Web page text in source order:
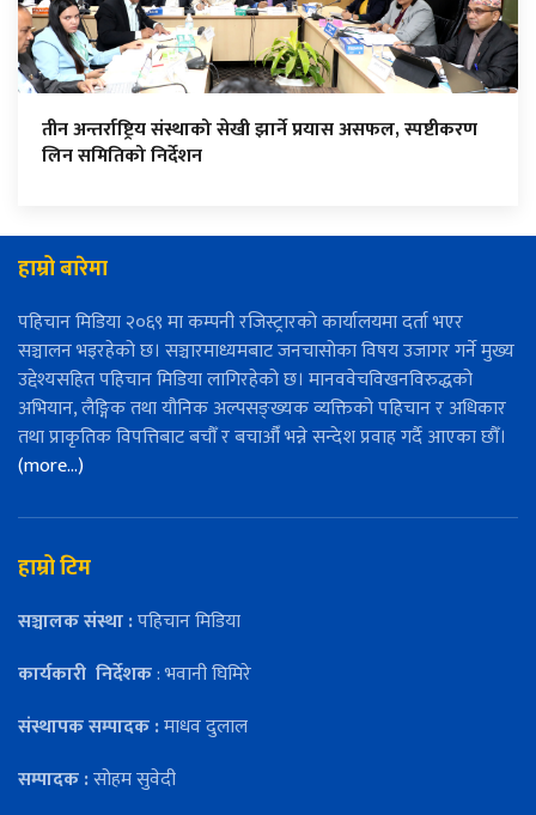
तीन अन्तर्राष्ट्रिय संस्थाको सेखी झार्ने प्रयास असफल, स्पष्टीकरण
लिन समितिको निर्देशन
हाम्रो बारेमा
पहिचान मिडिया २०६९ मा कम्पनी रजिस्ट्रारको कार्यालयमा दर्ता भएर
सञ्चालन भइरहेको छ। सञ्चारमाध्यमबाट जनचासोका विषय उजागर गर्ने मुख्य
उद्देश्यसहित पहिचान मिडिया लागिरहेको छ। मानववेचविखनविरुद्धको
अभियान, लैङ्गिक तथा यौनिक अल्पसङ्ख्यक व्यक्तिको पहिचान र अधिकार
तथा प्राकृतिक विपत्तिबाट बचौँ र बचाऔँ भन्ने सन्देश प्रवाह गर्दै आएका छौँ।
(more…)
हाम्रो टिम
सञ्चालक संस्था :पहिचान मिडिया
कार्यकारी निर्देशक: भवानी घिमिरे
संस्थापक सम्पादक :माधव दुलाल
सम्पादक :सोहम सुवेदी